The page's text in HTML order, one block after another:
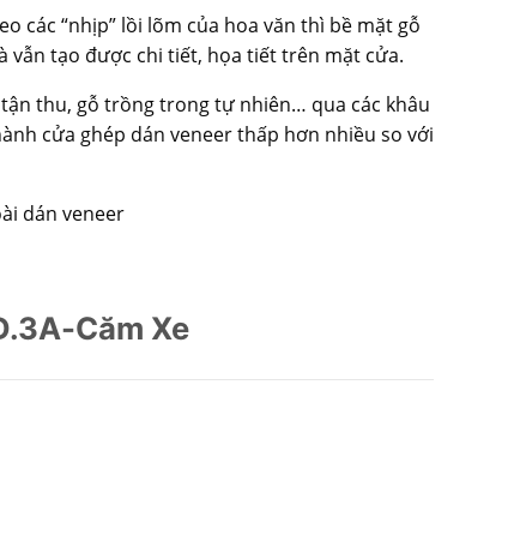
các “nhịp” lồi lõm của hoa văn thì bề mặt gỗ
vẫn tạo được chi tiết, họa tiết trên mặt cửa.
thu, gỗ trồng trong tự nhiên… qua các khâu
cửa ghép dán veneer thấp hơn nhiều so với
dán veneer
Căm Xe